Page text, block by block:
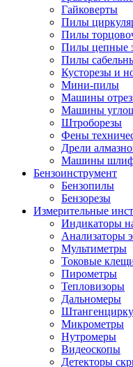
Гайковерты
Пилы
Пилы
Пилы цепные
Пилы
Кусторезы и
Мини-пилы
Машины
Машины
Штроборезы
Фены
Дрели
Машины
Бензоинструмент
Бензопилы
Бензорезы
Измерительные
Индикаторы
Анализаторы
Мультиметры
Токовые
Пирометры
Тепловизоры
Дальномеры
Микрометры
Нутромеры
Видеоскопы
Детекторы